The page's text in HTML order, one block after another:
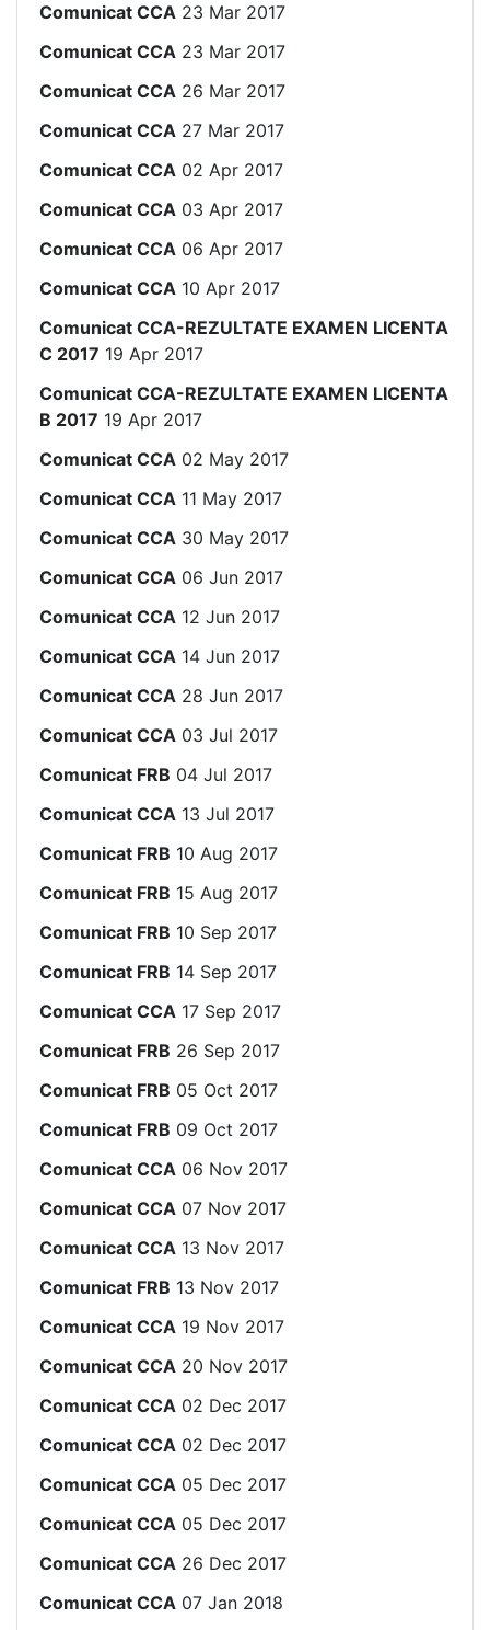
Comunicat CCA 23 Mar 2017
Comunicat CCA 23 Mar 2017
Comunicat CCA 26 Mar 2017
Comunicat CCA 27 Mar 2017
Comunicat CCA 02 Apr 2017
Comunicat CCA 03 Apr 2017
Comunicat CCA 06 Apr 2017
Comunicat CCA 10 Apr 2017
Comunicat CCA-REZULTATE EXAMEN LICENTA
C 2017 19 Apr 2017
Comunicat CCA-REZULTATE EXAMEN LICENTA
B 2017 19 Apr 2017
Comunicat CCA 02 May 2017
Comunicat CCA 11 May 2017
Comunicat CCA 30 May 2017
Comunicat CCA 06 Jun 2017
Comunicat CCA 12 Jun 2017
Comunicat CCA 14 Jun 2017
Comunicat CCA 28 Jun 2017
Comunicat CCA 03 Jul 2017
Comunicat FRB 04 Jul 2017
Comunicat CCA 13 Jul 2017
Comunicat FRB 10 Aug 2017
Comunicat FRB 15 Aug 2017
Comunicat FRB 10 Sep 2017
Comunicat FRB 14 Sep 2017
Comunicat CCA 17 Sep 2017
Comunicat FRB 26 Sep 2017
Comunicat FRB 05 Oct 2017
Comunicat FRB 09 Oct 2017
Comunicat CCA 06 Nov 2017
Comunicat CCA 07 Nov 2017
Comunicat CCA 13 Nov 2017
Comunicat FRB 13 Nov 2017
Comunicat CCA 19 Nov 2017
Comunicat CCA 20 Nov 2017
Comunicat CCA 02 Dec 2017
Comunicat CCA 02 Dec 2017
Comunicat CCA 05 Dec 2017
Comunicat CCA 05 Dec 2017
Comunicat CCA 26 Dec 2017
Comunicat CCA 07 Jan 2018